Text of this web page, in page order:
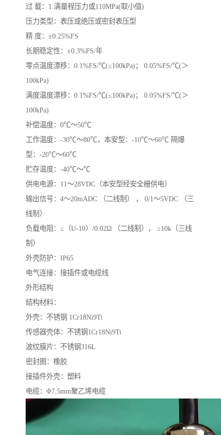
过 载：1.满量程压力或110MPa(取小值)
压力类型：表压或绝压或密封表压型
精 度：±0.25%FS
长期稳定性：±0.3%FS/年
零点温度漂移：0.1%FS/℃(≤100kPa)； 0.05%FS/℃(＞
100kPa)
满度温度漂移：0.1%FS/℃(≤100kPa)； 0.05%FS/℃(＞
100kPa)
补偿温度：0℃～50℃
工作温度：-30℃～80℃，本安型：-10℃～60℃ 隔爆
型：-20℃～60℃
贮存温度：-40℃～℃
供电电源：11～28VDC（本安型经安全栅供电）
输出信号：4～20mADC （二线制） ， 0/1～5VDC （三
线制）
负载电阻：≤（U-10）/0.02Ω （二线制）， ≥10k（三线
制）
外壳防护：IP65
电气连接：接插件或电缆线
外形结构
结构材料：
外壳：不锈钢 1Cr18Ni9Ti
传感器壳体：不锈钢1Cr18Ni9Ti
波纹膜片：不锈钢316L
密封圈：橡胶
接插件外壳：塑料
电缆：Φ7.5mm聚乙烯电缆